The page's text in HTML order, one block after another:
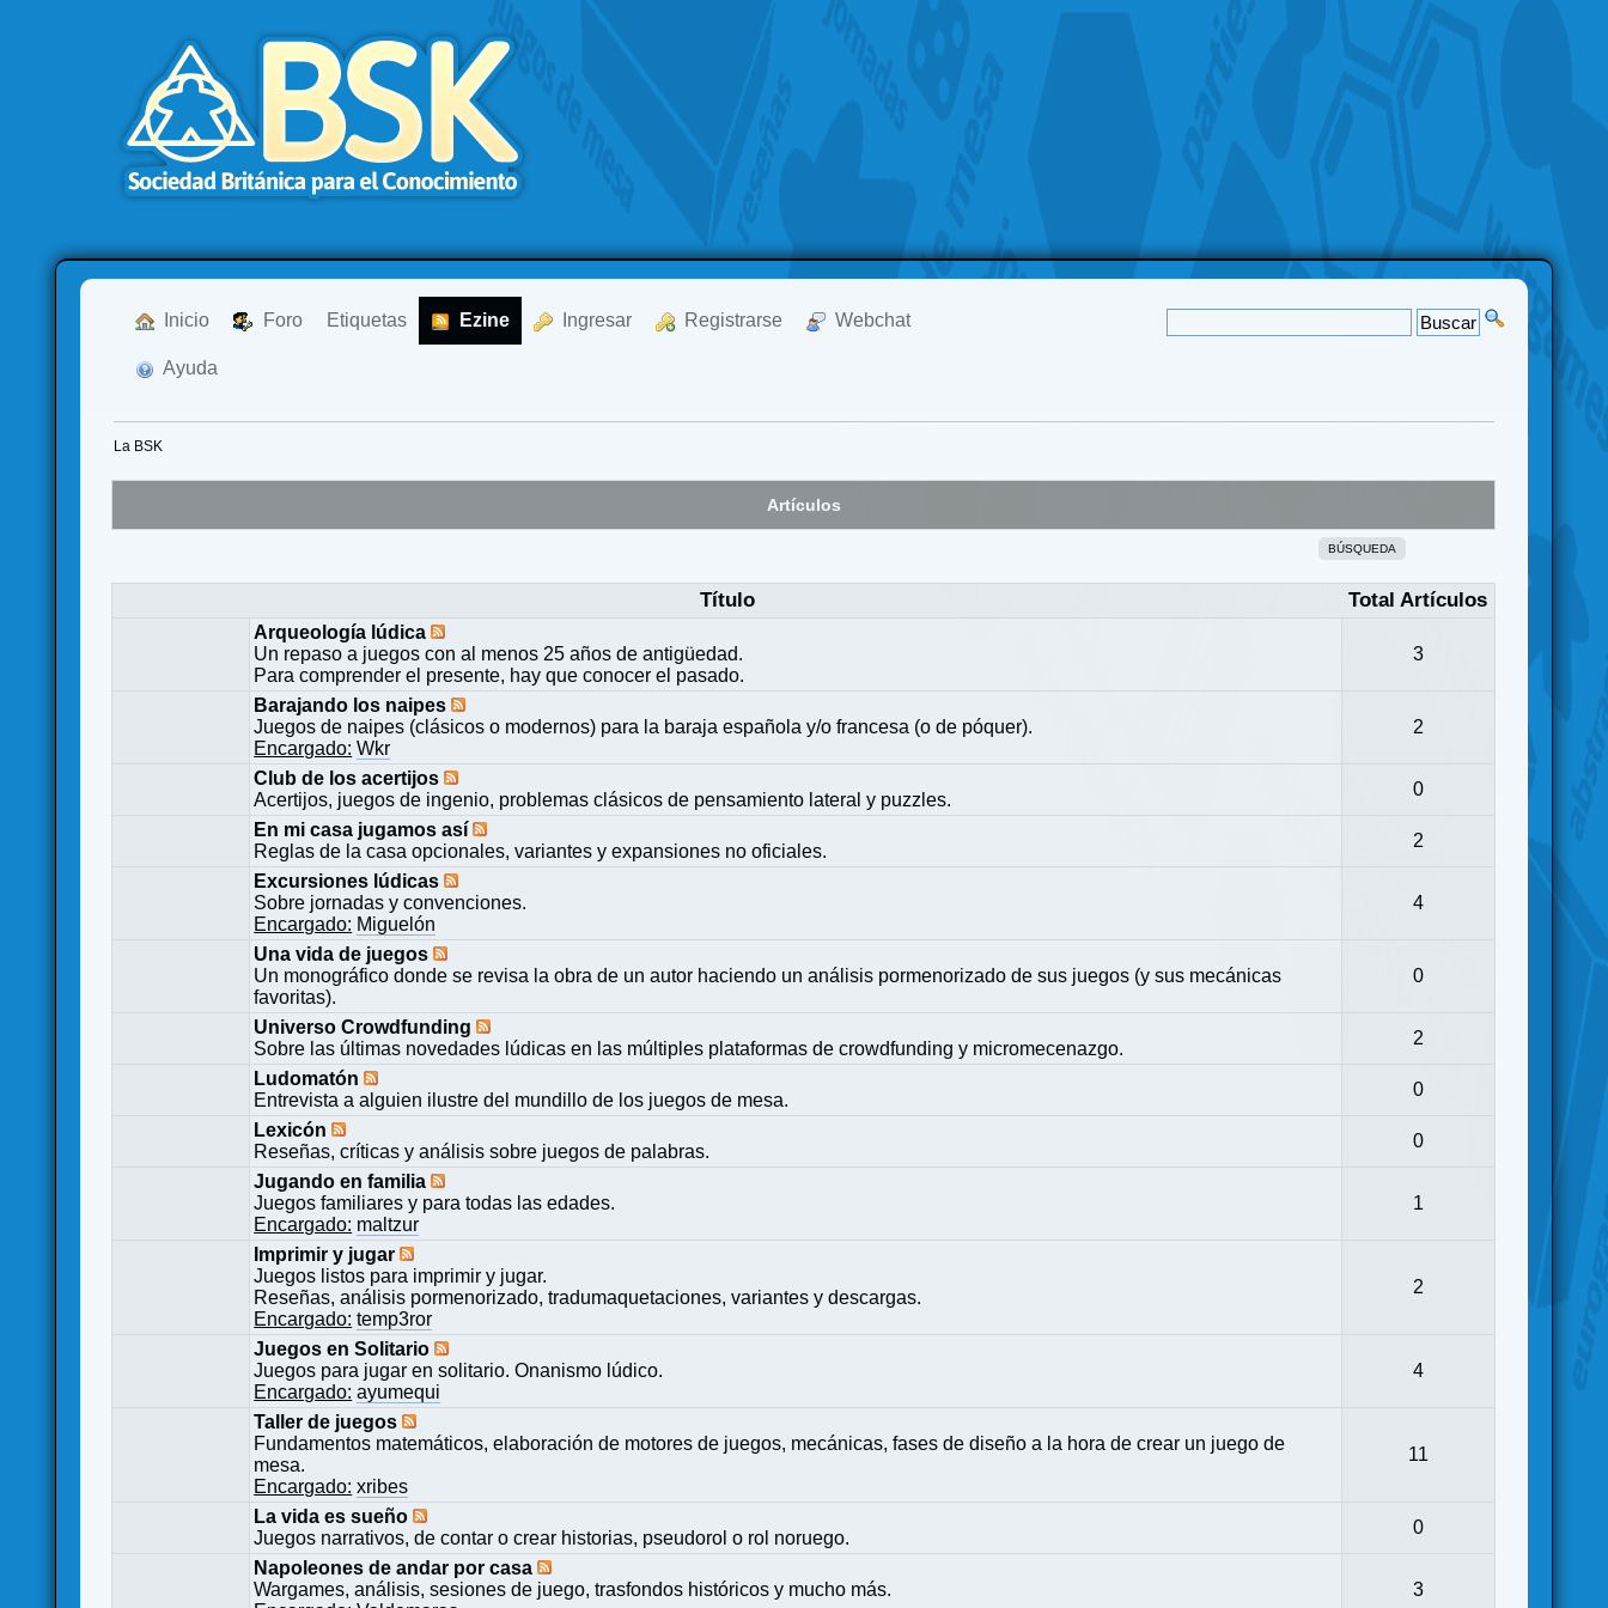
Inicio Foro Etiquetas Ezine Ingresar Registrarse Webchat
Ayuda
La BSK
Artículos
BÚSQUEDA
Título Total Artículos
Arqueología lúdica
Un repaso a juegos con al menos 25 años de antigüedad.
Para comprender el presente, hay que conocer el pasado.
3
Barajando los naipes
Juegos de naipes (clásicos o modernos) para la baraja española y/o francesa (o de póquer).
Encargado: Wkr
2
Club de los acertijos
Acertijos, juegos de ingenio, problemas clásicos de pensamiento lateral y puzzles.
0
En mi casa jugamos así
Reglas de la casa opcionales, variantes y expansiones no oficiales.
2
Excursiones lúdicas
Sobre jornadas y convenciones.
Encargado: Miguelón
4
Una vida de juegos
Un monográfico donde se revisa la obra de un autor haciendo un análisis pormenorizado de sus juegos (y sus mecánicas
favoritas).
0
Universo Crowdfunding
Sobre las últimas novedades lúdicas en las múltiples plataformas de crowdfunding y micromecenazgo.
2
Ludomatón
Entrevista a alguien ilustre del mundillo de los juegos de mesa.
0
Lexicón
Reseñas, críticas y análisis sobre juegos de palabras.
0
Jugando en familia
Juegos familiares y para todas las edades.
Encargado: maltzur
1
Imprimir y jugar
Juegos listos para imprimir y jugar.
Reseñas, análisis pormenorizado, tradumaquetaciones, variantes y descargas.
Encargado: temp3ror
2
Juegos en Solitario
Juegos para jugar en solitario. Onanismo lúdico.
Encargado: ayumequi
4
Taller de juegos
Fundamentos matemáticos, elaboración de motores de juegos, mecánicas, fases de diseño a la hora de crear un juego de
mesa.
Encargado: xribes
11
La vida es sueño
Juegos narrativos, de contar o crear historias, pseudorol o rol noruego.
0
Napoleones de andar por casa
Wargames, análisis, sesiones de juego, trasfondos históricos y mucho más.
3